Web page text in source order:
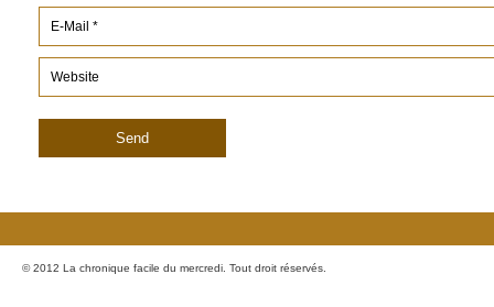
© 2012 La chronique facile du mercredi. Tout droit réservés.